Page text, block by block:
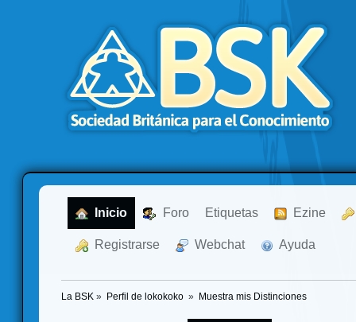
Inicio Foro Etiquetas Ezine
Registrarse Webchat Ayuda
La BSK » Perfil de lokokoko » Muestra mis Distinciones